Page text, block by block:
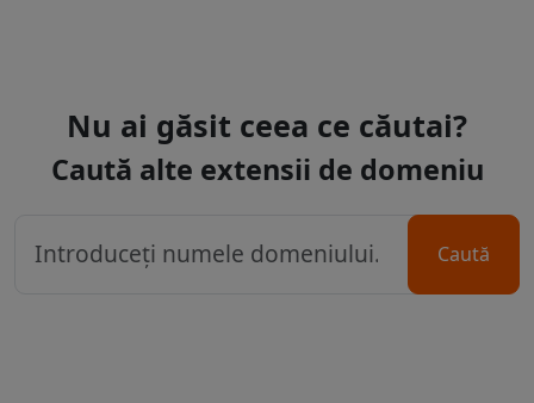
Nu ai găsit ceea ce căutai?
Caută alte extensii de domeniu
Caută